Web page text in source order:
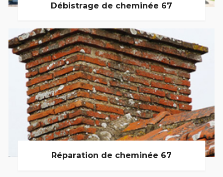
Débistrage de cheminée 67
Réparation de cheminée 67